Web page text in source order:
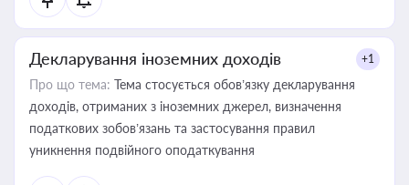
Декларування іноземних доходів +1
Про що тема: Тема стосується обов’язку декларування
доходів, отриманих з іноземних джерел, визначення
податкових зобов’язань та застосування правил
уникнення подвійного оподаткування